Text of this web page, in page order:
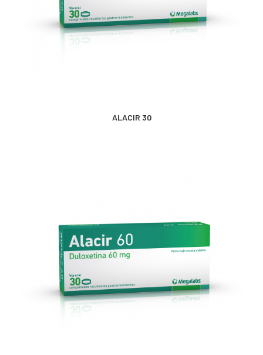
MÁS INFORMACIÓN
ALACIR 30